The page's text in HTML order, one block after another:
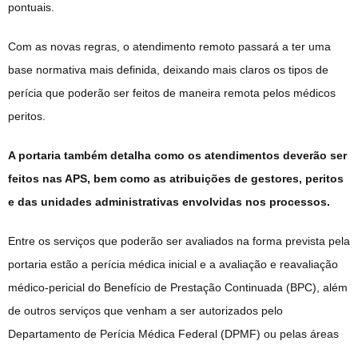
pontuais.
Com as novas regras, o atendimento remoto passará a ter uma
base normativa mais definida, deixando mais claros os tipos de
perícia que poderão ser feitos de maneira remota pelos médicos
peritos.
A portaria também detalha como os atendimentos deverão ser
feitos nas APS, bem como as atribuições de gestores, peritos
e das unidades administrativas envolvidas nos processos.
Entre os serviços que poderão ser avaliados na forma prevista pela
portaria estão a perícia médica inicial e a avaliação e reavaliação
médico-pericial do Benefício de Prestação Continuada (BPC), além
de outros serviços que venham a ser autorizados pelo
Departamento de Perícia Médica Federal (DPMF) ou pelas áreas